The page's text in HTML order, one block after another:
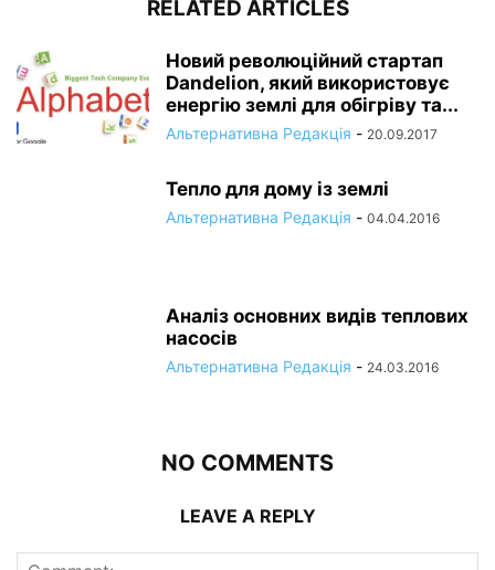
RELATED ARTICLES
Новий революційний стартап
Dandelion, який використовує
енергію землі для обігріву та...
Альтернативна Редакція - 20.09.2017
Тепло для дому із землі
Альтернативна Редакція - 04.04.2016
Аналіз основних видів теплових
насосів
Альтернативна Редакція - 24.03.2016
NO COMMENTS
LEAVE A REPLY